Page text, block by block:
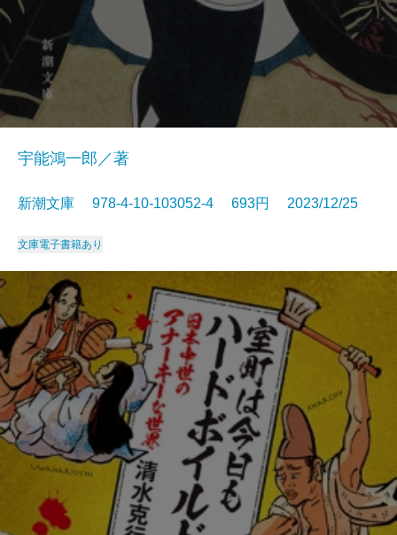
宇能鴻一郎／著
新潮文庫 978-4-10-103052-4 693円 2023/12/25
文庫電子書籍あり